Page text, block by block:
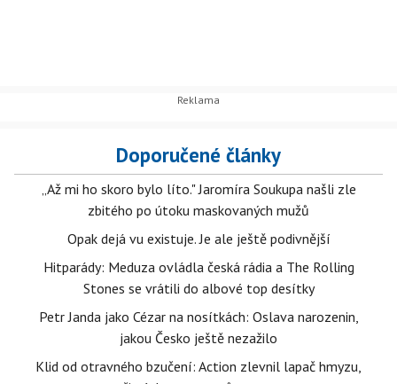
Doporučené články
„Až mi ho skoro bylo líto." Jaromíra Soukupa našli zle
zbitého po útoku maskovaných mužů
Opak dejá vu existuje. Je ale ještě podivnější
Hitparády: Meduza ovládla česká rádia a The Rolling
Stones se vrátili do albové top desítky
Petr Janda jako Cézar na nosítkách: Oslava narozenin,
jakou Česko ještě nezažilo
Klid od otravného bzučení: Action zlevnil lapač hmyzu,